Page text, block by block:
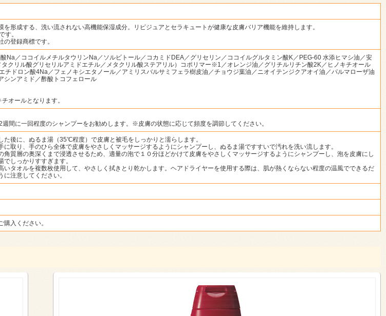
形成する、洗い流されない高機能保湿成分。リピジュアとセラキュートが健康な皮膚バリア機能を維持します。
す。
登録商標です。
Na／ココイルメチルタウリンNa／ソルビトール／コカミドDEA／グリセリン／ココイルグルタミン酸K／PEG-60 水添ヒマシ油／安
クリル酸グリセリルアミドエチル／メタクリル酸ステアリル）コポリマー※1／オレンジ油／グリチルリチン酸2K／ヒノキチオール
ドロン酸4Na／フェノキシエタノール／アミリスバルサミフェラ樹皮油／チョウジ葉油／ニオイテンジクアオイ油／パルマローザ油
シンアミド／酢酸トコフェロール
オールとなります。
間に一回程度のシャンプーをお勧めします。※皮膚の状態に応じて頻度を調節してください。
た後に、ぬるま湯（35℃程度）で皮膚と被毛をしっかりと濡らします。
に取り、手のひら全体で皮膚をやさしくマッサージするようにシャンプーし、ぬるま湯ですすいで汚れを洗い流します。
角質層の奥深くまで浸透させるため、適量の泡で１０分ほどかけて皮膚をやさしくマッサージするようにシャンプーし、泡を皮膚にし
しっかりすすぎます。
いタオルを複数枚使用して、やさしく拭きとり乾かします。ヘアドライヤーを使用する際は、肌が熱くならない程度の温風でできるだ
注意してください。
入ください。